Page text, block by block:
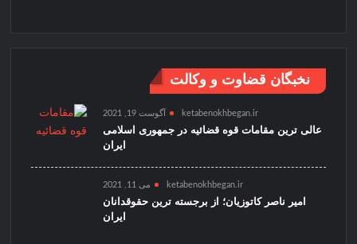
نخبگان قضاوت و وکالت
ketabenokhbegan.ir آگوست 19, 2021
عالی ترین مقامات قوه قضائیه در جمهوری اسلامی
ایران
ketabenokhbegan.ir می 11, 2021
امیر ناصر کاتوزیان؛ از برجسته ترین حقوقدانان
ایران